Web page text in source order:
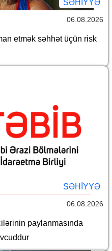
SƏHIYYƏ
06.08.2026
etmək səhhət üçün risk
SƏHIYYƏ
06.08.2026
paylanmasında